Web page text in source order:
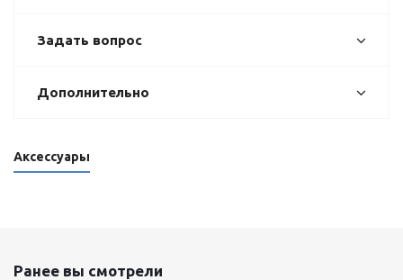
Задать вопрос
Дополнительно
Аксессуары
Ранее вы смотрели